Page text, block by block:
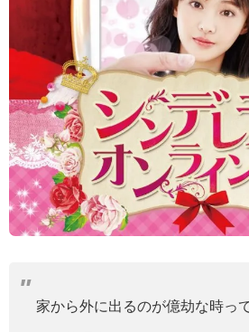
家から外に出るのが億劫な時っ